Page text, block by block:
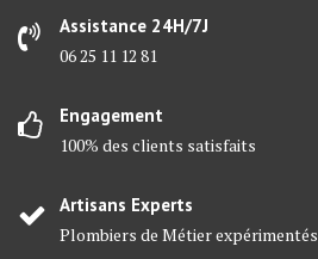
Assistance 24H/7J
06 25 11 12 81
Engagement
100% des clients satisfaits
Artisans Experts
Plombiers de Métier expérimentés